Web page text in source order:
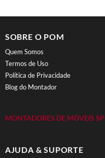
SOBRE O POM
Quem Somos
Termos de Uso
Política de Privacidade
Blog do Montador
MONTADORES DE MÓVEIS SP
AJUDA & SUPORTE